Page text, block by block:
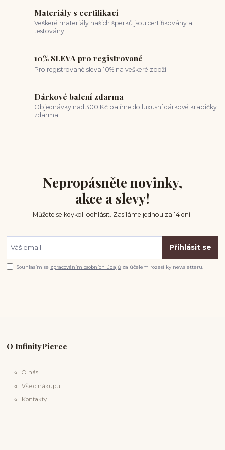
Materiály s certifikací
Veškeré materiály našich šperků jsou certifikovány a
testovány
10% SLEVA pro registrované
Pro registrované sleva 10% na veškeré zboží
Dárkové balení zdarma
Objednávky nad 300 Kč balíme do luxusní dárkové krabičky
zdarma
Nepropásněte novinky,
akce a slevy!
Můžete se kdykoli odhlásit. Zasíláme jednou za 14 dní.
Přihlásit se
Souhlasím se zpracováním osobních údajů za účelem rozesílky newsletteru.
O InfinityPierce
O nás
Vše o nákupu
Kontakty